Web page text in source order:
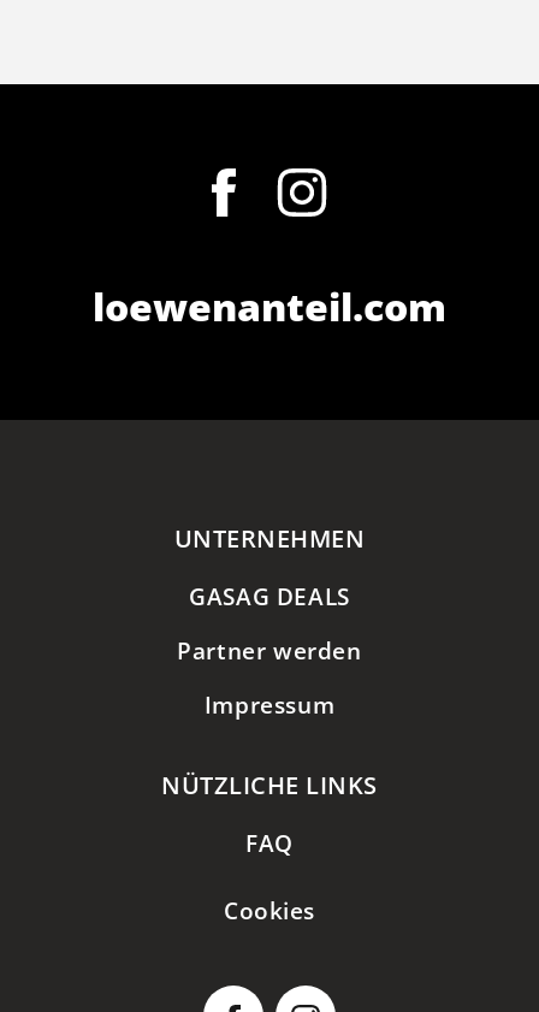
loewenanteil.com
UNTERNEHMEN
GASAG DEALS
Partner werden
Impressum
NÜTZLICHE LINKS
FAQ
Cookies